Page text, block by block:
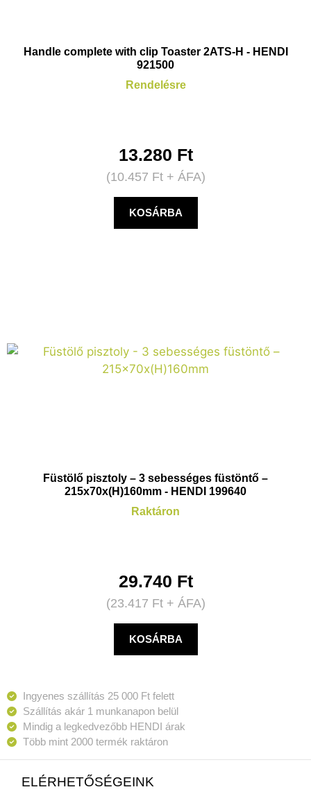
Handle complete with clip Toaster 2ATS-H - HENDI
921500
Rendelésre
13.280 Ft
(10.457 Ft+ ÁFA)
KOSÁRBA
Füstölő pisztoly – 3 sebességes füstöntő –
215x70x(H)160mm - HENDI 199640
Raktáron
29.740 Ft
(23.417 Ft+ ÁFA)
KOSÁRBA
Ingyenes szállítás 25 000 Ft felett
Szállítás akár 1 munkanapon belül
Mindig a legkedvezőbb HENDI árak
Több mint 2000 termék raktáron
ELÉRHETŐSÉGEINK